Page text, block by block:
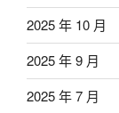
2025 年 10 月
2025 年 9 月
2025 年 7 月